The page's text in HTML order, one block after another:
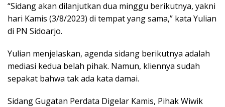
“Sidang akan dilanjutkan dua minggu berikutnya, yakni
hari Kamis (3/8/2023) di tempat yang sama,” kata Yulian
di PN Sidoarjo.
Yulian menjelaskan, agenda sidang berikutnya adalah
mediasi kedua belah pihak. Namun, kliennya sudah
sepakat bahwa tak ada kata damai.
Sidang Gugatan Perdata Digelar Kamis, Pihak Wiwik